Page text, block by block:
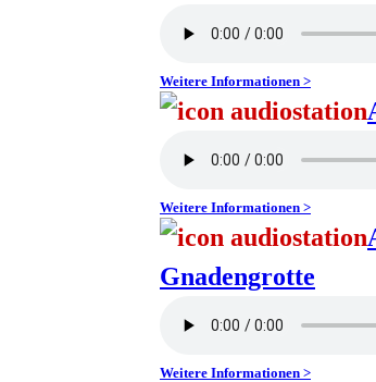
Weitere Informationen >
Weitere Informationen >
Gnadengrotte
Weitere Informationen >